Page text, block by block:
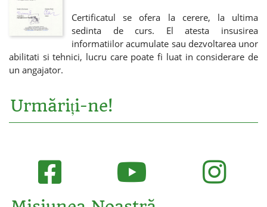
Certificatul se ofera la cerere, la ultima
sedinta de curs. El atesta insusirea
informatiilor acumulate sau dezvoltarea unor
abilitati si tehnici, lucru care poate fi luat in considerare de
un angajator.
Urmăriți-ne!